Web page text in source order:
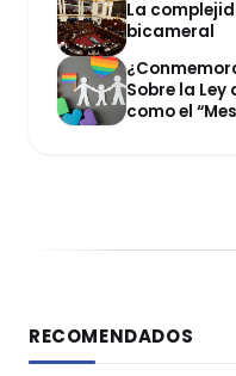
La
bicameral
Sobre la
como el
RECOMENDADOS
DERECHO REGISTRAL